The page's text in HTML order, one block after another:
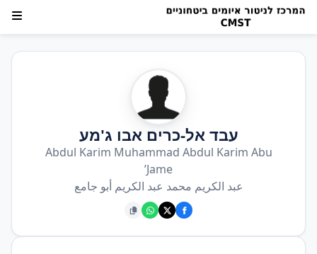
עבד אל-כרים אבו ג'מע
Abdul Karim Muhammad Abdul Karim Abu
Jame’
عبد الكريم محمد عبد الكريم أبو جامع